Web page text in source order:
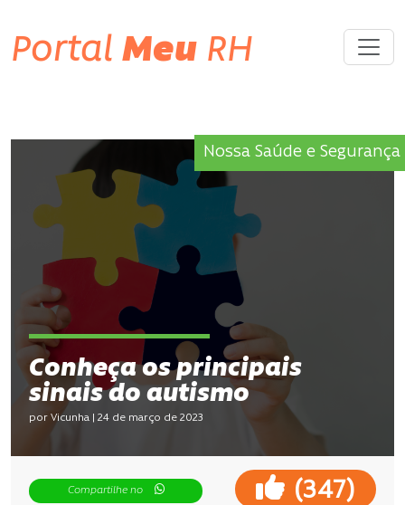
Portal Meu RH
Nossa Saúde e Segurança
Conheça os principais
sinais do autismo
por Vicunha | 24 de março de 2023
Compartilhe no (347)